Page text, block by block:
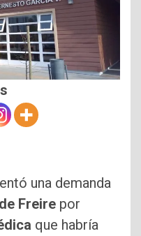
una demanda
Freire por
que habría